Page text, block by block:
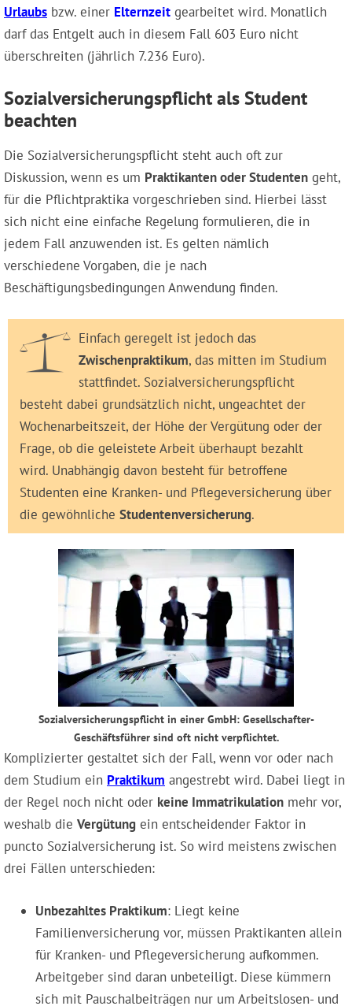
Urlaubs bzw. einer Elternzeit gearbeitet wird. Monatlich
darf das Entgelt auch in diesem Fall 603 Euro nicht
überschreiten (jährlich 7.236 Euro).
Sozialversicherungspflicht als Student
beachten
Die Sozialversicherungspflicht steht auch oft zur
Diskussion, wenn es um Praktikanten oder Studenten geht,
für die Pflichtpraktika vorgeschrieben sind. Hierbei lässt
sich nicht eine einfache Regelung formulieren, die in
jedem Fall anzuwenden ist. Es gelten nämlich
verschiedene Vorgaben, die je nach
Beschäftigungsbedingungen Anwendung finden.
Einfach geregelt ist jedoch das
Zwischenpraktikum, das mitten im Studium
stattfindet. Sozialversicherungspflicht
besteht dabei grundsätzlich nicht, ungeachtet der
Wochenarbeitszeit, der Höhe der Vergütung oder der
Frage, ob die geleistete Arbeit überhaupt bezahlt
wird. Unabhängig davon besteht für betroffene
Studenten eine Kranken- und Pflegeversicherung über
die gewöhnliche Studentenversicherung.
Sozialversicherungspflicht in einer GmbH: Gesellschafter-
Geschäftsführer sind oft nicht verpflichtet.
Komplizierter gestaltet sich der Fall, wenn vor oder nach
dem Studium ein Praktikum angestrebt wird. Dabei liegt in
der Regel noch nicht oder keine Immatrikulation mehr vor,
weshalb die Vergütung ein entscheidender Faktor in
puncto Sozialversicherung ist. So wird meistens zwischen
drei Fällen unterschieden:
Unbezahltes Praktikum: Liegt keine
Familienversicherung vor, müssen Praktikanten allein
für Kranken- und Pflegeversicherung aufkommen.
Arbeitgeber sind daran unbeteiligt. Diese kümmern
sich mit Pauschalbeiträgen nur um Arbeitslosen- und